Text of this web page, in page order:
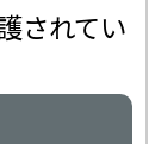
されてい